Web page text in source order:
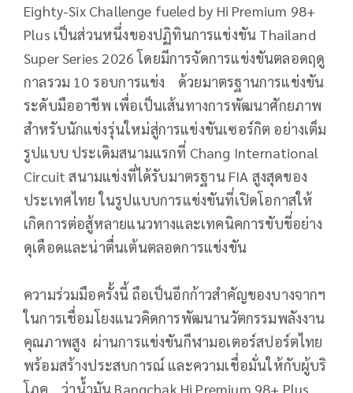
Eighty-Six Challenge fueled by Hi Premium 98+
Plus เป็นส่วนหนึ่งของปฏิทินการแข่งขัน Thailand
Super Series 2026 โดยมีการจัดการแข่งขันตลอดฤดู
กาลรวม 10 รอบการแข่ง ด้วยมาตรฐานการแข่งขัน
ระดับมืออาชีพ เพื่อเป็นเส้นทางการพัฒนาศักยภาพ
สำหรับนักแข่งรุ่นใหม่สู่การแข่งขันเซอร์กิต อย่างเต็ม
รูปแบบ ประเดิมสนามแรกที่ Chang International
Circuit สนามแข่งที่ได้รับมาตรฐาน FIA สูงสุดของ
ประเทศไทย ในรูปแบบการแข่งขันที่เปิดโอกาสให้
เกิดการต่อสู้หลายแนวทางและเทคนิคการขับขี่อย่าง
ดุเดือดและน่าตื่นเต้นตลอดการแข่งขัน
ความร่วมมือครั้งนี้ ถือเป็นอีกก้าวสำคัญของบางจากฯ
ในการเชื่อมโยงแนวคิดการพัฒนานวัตกรรมพลังงาน
คุณภาพสูง ผ่านการแข่งขันกีฬามอเตอร์สปอร์ตไทย
พร้อมสร้างประสบการณ์ และความเชื่อมั่นให้กับผู้บริ
โภค ว่าน้ำมัน Bangchak Hi Premium 98+ Plus